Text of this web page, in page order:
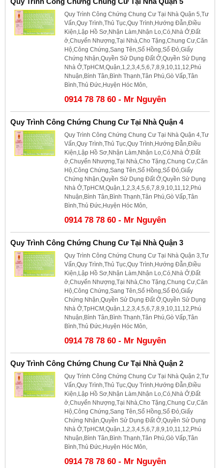
Quy Trình Công Chứng Chung Cư Tại Nhà Quận 5,Tư
Vấn,Quy Trình,Thủ Tục,Quy Trình,Hướng Đẫn,Điều
Kiện,Lập Hồ Sơ,Nhận Làm,Nhận Lo,Có,Nhà Ở,Đất
ở,Chuyển Nhượng,Tại Nhà,Cho Tặng,Chung Cư,Căn
Hộ,Công Chứng,Sang Tên,Sổ Hồng,Sổ Đỏ,Giấy
Chứng Nhận,Quyền Sử Dụng Đất Ở,Quyền Sử Dụng
Nhà Ở,TpHCM,Quận,1,2,3,4,5,6,7,8,9,10,11,12,Phú
Nhuận,Bình Tân,Bình Thạnh,Tân Phú,Gò Vấp,Tân
Bình,Thủ Đức,Huyện Hóc Môn,
0914 78 78 60 - Mr Nguyên
Quy Trình Công Chứng Chung Cư Tại Nhà Quận 4
Quy Trình Công Chứng Chung Cư Tại Nhà Quận 4,Tư
Vấn,Quy Trình,Thủ Tục,Quy Trình,Hướng Đẫn,Điều
Kiện,Lập Hồ Sơ,Nhận Làm,Nhận Lo,Có,Nhà Ở,Đất
ở,Chuyển Nhượng,Tại Nhà,Cho Tặng,Chung Cư,Căn
Hộ,Công Chứng,Sang Tên,Sổ Hồng,Sổ Đỏ,Giấy
Chứng Nhận,Quyền Sử Dụng Đất Ở,Quyền Sử Dụng
Nhà Ở,TpHCM,Quận,1,2,3,4,5,6,7,8,9,10,11,12,Phú
Nhuận,Bình Tân,Bình Thạnh,Tân Phú,Gò Vấp,Tân
Bình,Thủ Đức,Huyện Hóc Môn,
0914 78 78 60 - Mr Nguyên
Quy Trình Công Chứng Chung Cư Tại Nhà Quận 3
Quy Trình Công Chứng Chung Cư Tại Nhà Quận 3,Tư
Vấn,Quy Trình,Thủ Tục,Quy Trình,Hướng Đẫn,Điều
Kiện,Lập Hồ Sơ,Nhận Làm,Nhận Lo,Có,Nhà Ở,Đất
ở,Chuyển Nhượng,Tại Nhà,Cho Tặng,Chung Cư,Căn
Hộ,Công Chứng,Sang Tên,Sổ Hồng,Sổ Đỏ,Giấy
Chứng Nhận,Quyền Sử Dụng Đất Ở,Quyền Sử Dụng
Nhà Ở,TpHCM,Quận,1,2,3,4,5,6,7,8,9,10,11,12,Phú
Nhuận,Bình Tân,Bình Thạnh,Tân Phú,Gò Vấp,Tân
Bình,Thủ Đức,Huyện Hóc Môn,
0914 78 78 60 - Mr Nguyên
Quy Trình Công Chứng Chung Cư Tại Nhà Quận 2
Quy Trình Công Chứng Chung Cư Tại Nhà Quận 2,Tư
Vấn,Quy Trình,Thủ Tục,Quy Trình,Hướng Đẫn,Điều
Kiện,Lập Hồ Sơ,Nhận Làm,Nhận Lo,Có,Nhà Ở,Đất
ở,Chuyển Nhượng,Tại Nhà,Cho Tặng,Chung Cư,Căn
Hộ,Công Chứng,Sang Tên,Sổ Hồng,Sổ Đỏ,Giấy
Chứng Nhận,Quyền Sử Dụng Đất Ở,Quyền Sử Dụng
Nhà Ở,TpHCM,Quận,1,2,3,4,5,6,7,8,9,10,11,12,Phú
Nhuận,Bình Tân,Bình Thạnh,Tân Phú,Gò Vấp,Tân
Bình,Thủ Đức,Huyện Hóc Môn,
0914 78 78 60 - Mr Nguyên